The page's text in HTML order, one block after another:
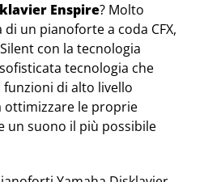
Enspire? Molto
un pianoforte a coda CFX,
con la tecnologia
tecnologia che
di alto livello
ottimizzare le proprie
un suono il più possibile